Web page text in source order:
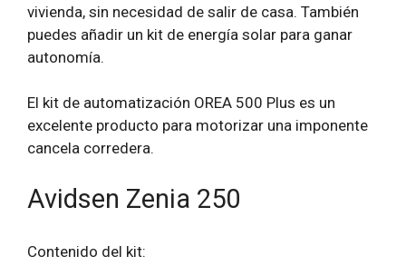
vivienda, sin necesidad de salir de casa. También
puedes añadir un kit de energía solar para ganar
autonomía.
El kit de automatización OREA 500 Plus es un
excelente producto para motorizar una imponente
cancela corredera.
Avidsen Zenia 250
Contenido del kit: